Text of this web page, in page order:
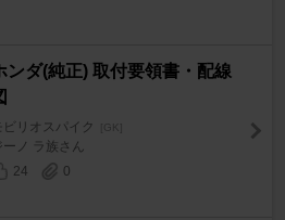
ンダ(純正) 取付要領書・配線
ビリオスパイク [GK]
ーノ ラ族さん
24
0